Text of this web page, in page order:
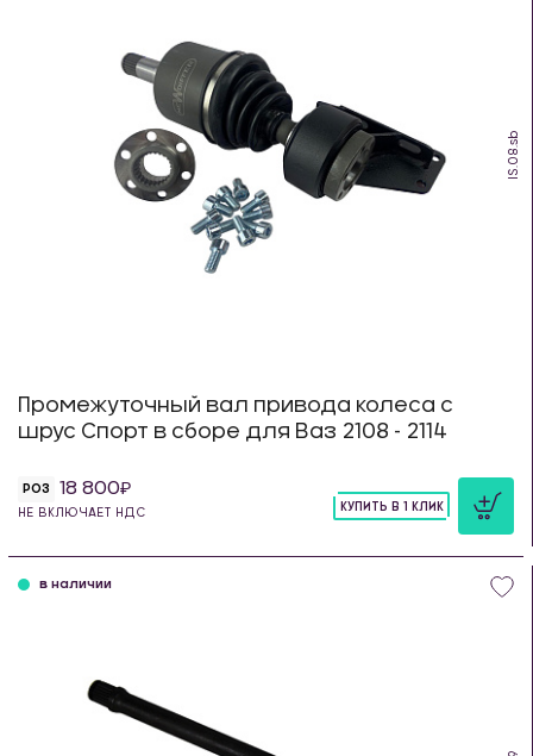
IS.08.sb
Промежуточный вал привода колеса с
шрус Спорт в сборе для Ваз 2108 - 2114
РОЗ 18 800
НЕ ВКЛЮЧАЕТ НДС
КУПИТЬ В 1 КЛИК
в наличии